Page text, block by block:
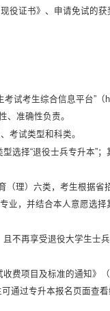
役证书》、申请免试的获
考试考生综合信息平台”（
、准确性负责。
考试类型和科类。
选择“退役士兵专升本”；
（理）六类，考生根据省
业，并结合本人意愿选择
且不再享受退役大学生士
费项目及标准的通知》
通过专升本报名页面查